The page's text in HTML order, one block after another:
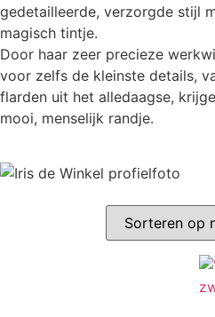
gedetailleerde, verzorgde stijl
magisch tintje.
Door haar zeer precieze
voor zelfs de kleinste details,
flarden uit het alledaagse,
mooi, menselijk randje.